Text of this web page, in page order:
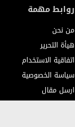
روابط مهمة
من نحن
هيأة التحرير
اتفاقية الاستخدام
سياسة الخصوصية
ارسل مقال
اتصل بنا